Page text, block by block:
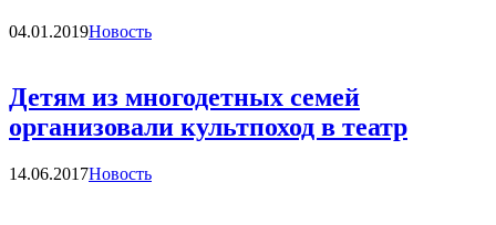
04.01.2019Категории
Новость
Детям из многодетных семей
организовали культпоход в театр
14.06.2017Категории
Новость